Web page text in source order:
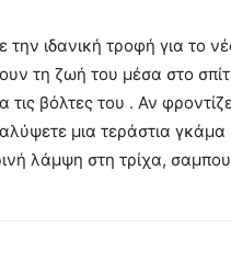
την ιδανική τροφή για το
τη ζωή του μέσα στο
τις βόλτες του . Αν
μια τεράστια γκάμα
λάμψη στη τρίχα,